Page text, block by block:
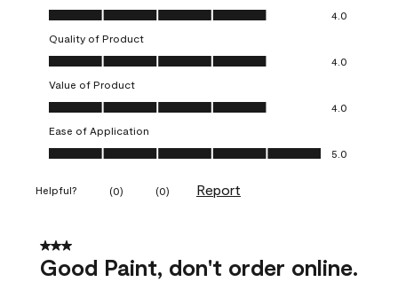
Overall Appearance, 4.0 out of 5
4.0
Quality of Product
Quality of Product, 4.0 out of 5
4.0
Value of Product
Value of Product, 4.0 out of 5
4.0
Ease of Application
Ease of Application, 5.0 out of 5
5.0
Helpful? (0) (0) Report
3 out of 5 stars.
Good Paint, don't order online.